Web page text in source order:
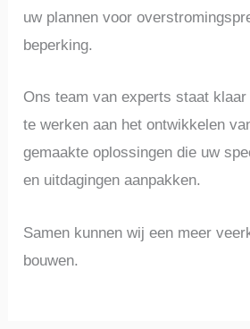
uw plannen voor
beperking.
Ons team van experts staat
te werken aan het ontwikkelen
gemaakte oplossingen die uw
en uitdagingen aanpakken.
Samen kunnen wij een meer
bouwen.